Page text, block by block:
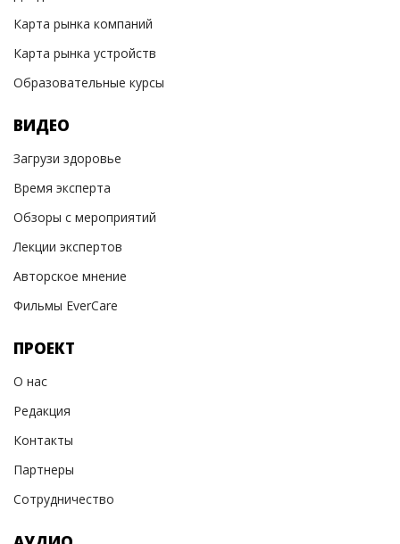
Карта рынка компаний
Карта рынка устройств
Образовательные курсы
ВИДЕО
Загрузи здоровье
Время эксперта
Обзоры с мероприятий
Лекции экспертов
Авторское мнение
Фильмы EverCare
ПРОЕКТ
О нас
Редакция
Контакты
Партнеры
Сотрудничество